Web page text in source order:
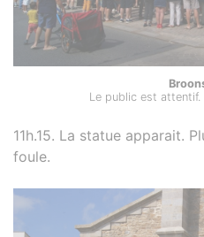
Le public est attentif.
11h.15. La statue apparait.
foule.